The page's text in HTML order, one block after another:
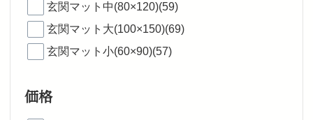
玄関マット中(80×120)(59)
玄関マット大(100×150)(69)
玄関マット小(60×90)(57)
価格